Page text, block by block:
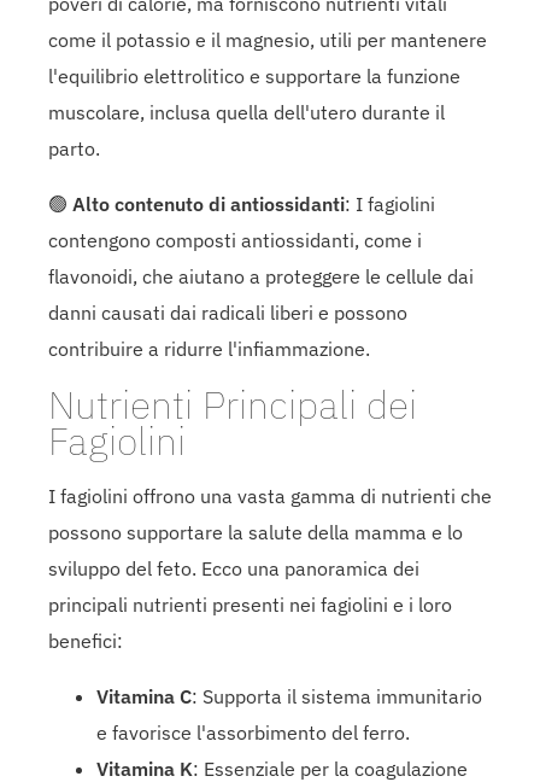
come il potassio e il magnesio, utili per mantenere
l'equilibrio elettrolitico e supportare la funzione
muscolare, inclusa quella dell'utero durante il
parto.
🟢 Alto contenuto di antiossidanti: I fagiolini
contengono composti antiossidanti, come i
flavonoidi, che aiutano a proteggere le cellule dai
danni causati dai radicali liberi e possono
contribuire a ridurre l'infiammazione.
Nutrienti Principali dei
Fagiolini
I fagiolini offrono una vasta gamma di nutrienti che
possono supportare la salute della mamma e lo
sviluppo del feto. Ecco una panoramica dei
principali nutrienti presenti nei fagiolini e i loro
benefici:
Vitamina C: Supporta il sistema immunitario
e favorisce l'assorbimento del ferro.
Vitamina K: Essenziale per la coagulazione